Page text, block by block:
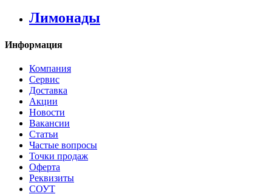
Лимонады
Информация
Компания
Сервис
Доставка
Акции
Новости
Вакансии
Статьи
Частые вопросы
Точки продаж
Оферта
Реквизиты
СОУТ